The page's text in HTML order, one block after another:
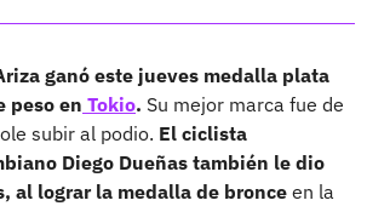
ganó este jueves medalla plata
peso en Tokio. Su mejor marca fue de
subir al podio. El ciclista
Diego Dueñas también le dio
al lograr la medalla de bronceen la